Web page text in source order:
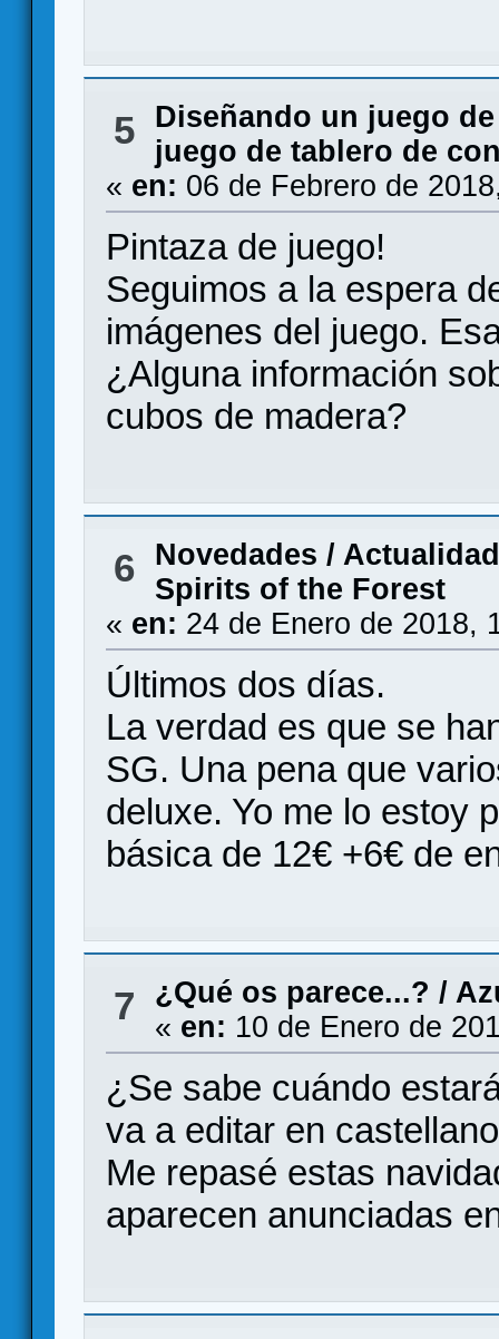
5
Diseñando un juego
juego de tablero de
« en: 06 de Febrero de
Pintaza de juego!
Seguimos a la espera
imágenes del juego.
¿Alguna información
cubos de madera?
6
Novedades / Actualidad
Spirits of the Forest
« en: 24 de Enero de 2018,
Últimos dos días.
La verdad es que se
SG. Una pena que
deluxe. Yo me lo estoy
básica de 12€ +6€ de
7 ¿Qué os parece...? /
« en: 10 de Enero de
¿Se sabe cuándo
va a editar en
Me repasé estas
aparecen anunciadas